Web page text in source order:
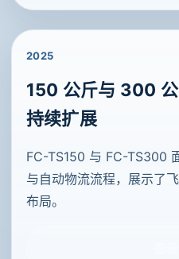
2025
150 公斤与 300
持续扩展
FC-TS150 与 FC-TS300
与自动物流流程，展示了
布局。